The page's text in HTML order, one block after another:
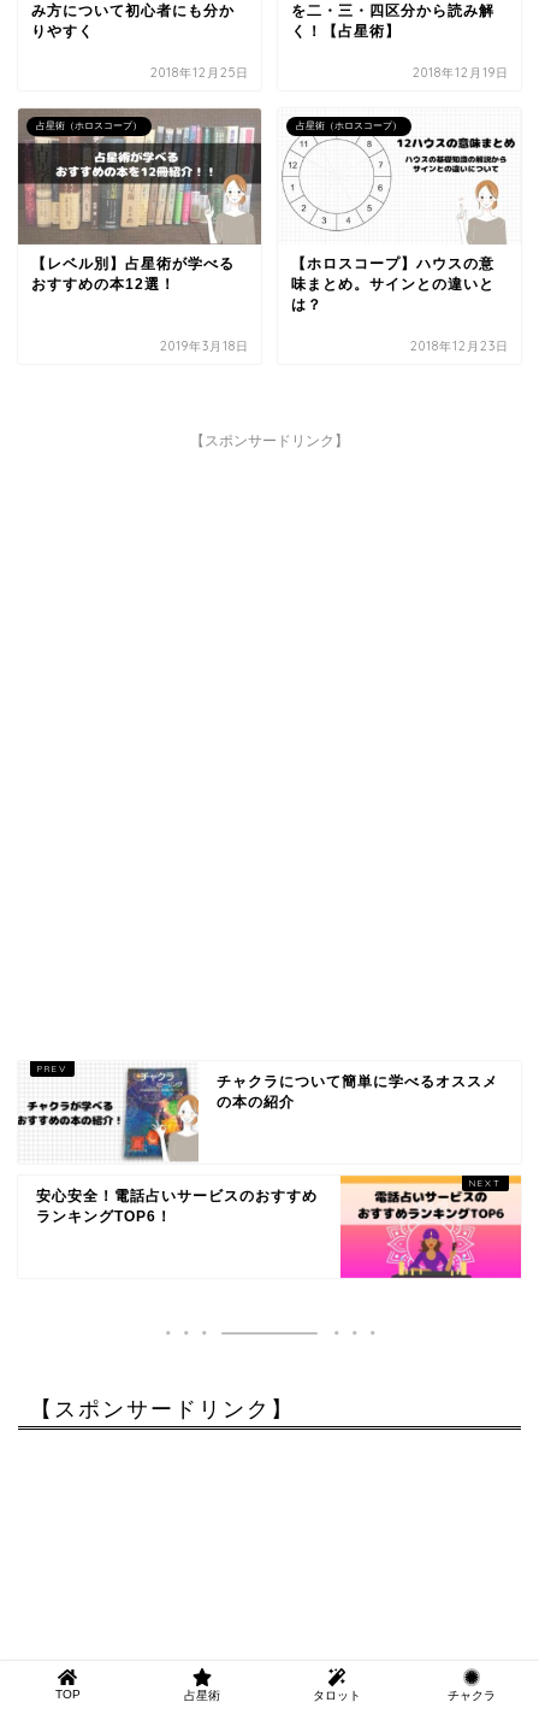
み方について初心者にも分か
りやすく
2018年12月25日
を二・三・四区分から読み解
く！【占星術】
2018年12月19日
占星術（ホロスコープ）
【レベル別】占星術が学べる
おすすめの本12選！
2019年3月18日
占星術（ホロスコープ）
【ホロスコープ】ハウスの意
味まとめ。サインとの違いと
は？
2018年12月23日
【スポンサードリンク】
チャクラについて簡単に学べるオススメ
の本の紹介
安心安全！電話占いサービスのおすすめ
ランキングTOP6！
【スポンサードリンク】
TOP 占星術 タロット チャクラ